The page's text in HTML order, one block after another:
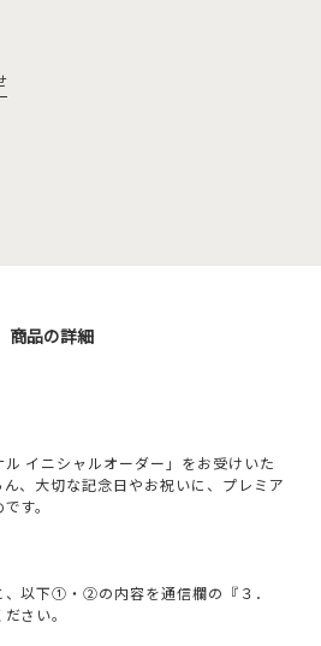
商品の詳細
イニシャルオーダー」をお受けいた
、大切な記念日やお祝いに、プレミア
す。
以下①・②の内容を通信欄の『３．
さい。